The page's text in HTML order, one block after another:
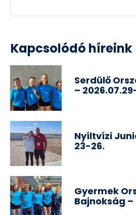
Kapcsolódó híreink
Serdülő
–
Nyíltvízi
23-26.
Gyermek
Bajnokság –